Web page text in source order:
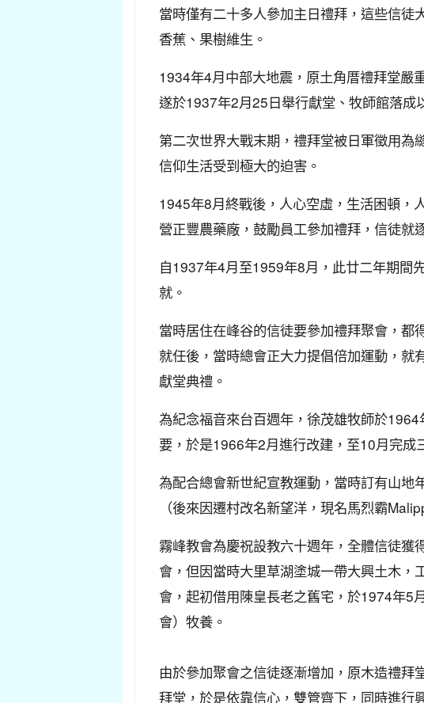
當時僅有二十多人參加主日禮拜，這些信
香蕉、果樹維生。
1934年4月中部大地震，原土角厝禮拜堂嚴
遂於1937年2月25日舉行獻堂、牧師館落成
第二次世界大戰末期，禮拜堂被日軍徵用為
信仰生活受到極大的迫害。
1945年8月終戰後，人心空虛，生活困頓，
營正豐農藥廠，鼓勵員工參加禮拜，信徒就
自1937年4月至1959年8月，此廿二年期間
就。
當時居住在峰谷的信徒要參加禮拜聚會，
就任後，當時總會正大力提倡倍加運動，
獻堂典禮。
為紀念福音來台百週年，徐茂雄牧師於
要，於是1966年2月進行改建，至10月完成
為配合總會新世紀宣教運動，當時訂有山
（後來因遷村改名新望洋，現名馬烈霸
霧峰教會為慶祝設教六十週年，全體信徒獲
會，但因當時大里草湖塗城一帶大興土木
會，起初借用陳皇長老之舊宅，於1974年5
會）牧養。
由於參加聚會之信徒逐漸增加，原木造禮
拜堂，於是依靠信心，雙管齊下，同時進